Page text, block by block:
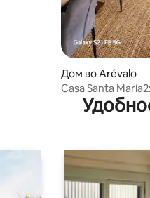
Дом во Arévalo
Casa Santa
миленичиња.